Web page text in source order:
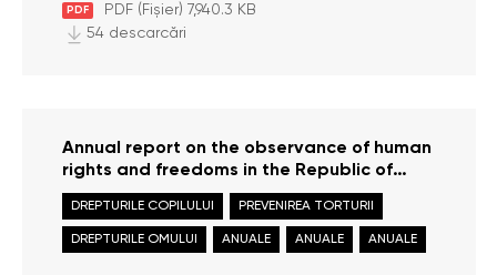
PDF PDF (Fișier) 7,940.3 KB
54 descarcări
Annual report on the observance of human
rights and freedoms in the Republic of
Moldova in 2022
DREPTURILE COPILULUI PREVENIREA TORTURII
DREPTURILE OMULUI ANUALE ANUALE ANUALE